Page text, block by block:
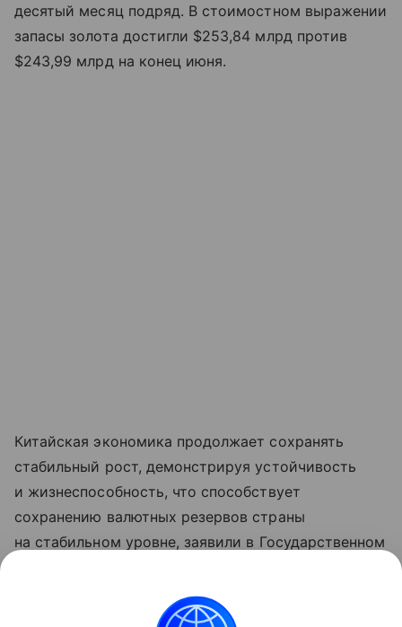
десятый месяц подряд. В стоимостном выражении
запасы золота достигли $253,84 млрд против
$243,99 млрд на конец июня.
Китайская экономика продолжает сохранять
стабильный рост, демонстрируя устойчивость
и жизнеспособность, что способствует
сохранению валютных резервов страны
на стабильном уровне, заявили в Государственном
Данная информация носит исключительно